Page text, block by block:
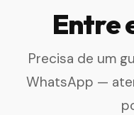
Entre
Precisa de um
WhatsApp —